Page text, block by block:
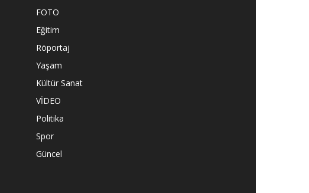
FOTO
Eğitim
Röportaj
Yaşam
Kültür Sanat
VİDEO
Politika
Spor
Güncel